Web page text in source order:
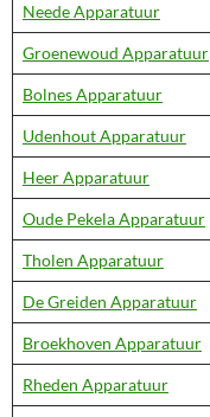
Neede Apparatuur
Groenewoud Apparatuur
Bolnes Apparatuur
Udenhout Apparatuur
Heer Apparatuur
Oude Pekela Apparatuur
Tholen Apparatuur
De Greiden Apparatuur
Broekhoven Apparatuur
Rheden Apparatuur